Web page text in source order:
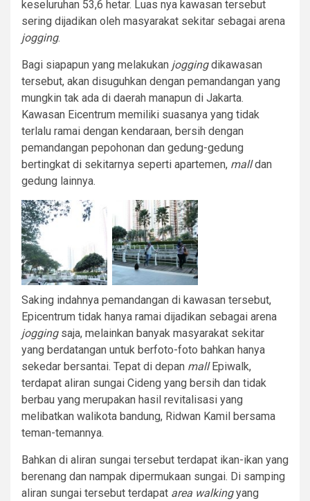
keseluruhan 53,6 hetar. Luas nya kawasan tersebut
sering dijadikan oleh masyarakat sekitar sebagai arena
jogging.
Bagi siapapun yang melakukan joggingdikawasan
tersebut, akan disuguhkan dengan pemandangan yang
mungkin tak ada di daerah manapun di Jakarta.
Kawasan Eicentrum memiliki suasanya yang tidak
terlalu ramai dengan kendaraan, bersih dengan
pemandangan pepohonan dan gedung-gedung
bertingkat di sekitarnya seperti apartemen, malldan
gedung lainnya.
Saking indahnya pemandangan di kawasan tersebut,
Epicentrum tidak hanya ramai dijadikan sebagai arena
joggingsaja, melainkan banyak masyarakat sekitar
yang berdatangan untuk berfoto-foto bahkan hanya
sekedar bersantai. Tepat di depan mallEpiwalk,
terdapat aliran sungai Cideng yang bersih dan tidak
berbau yang merupakan hasil revitalisasi yang
melibatkan walikota bandung, Ridwan Kamil bersama
teman-temannya.
Bahkan di aliran sungai tersebut terdapat ikan-ikan yang
berenang dan nampak dipermukaan sungai. Di samping
aliran sungai tersebut terdapat area walkingyang